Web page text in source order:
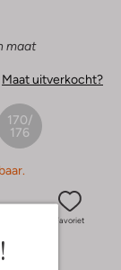
maat
Maat uitverkocht?
170/
176
Favoriet